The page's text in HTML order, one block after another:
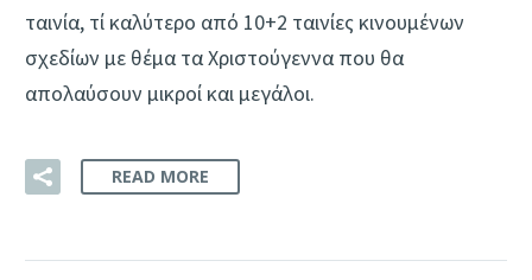
ταινία, τί καλύτερο από 10+2 ταινίες κινουμένων
σχεδίων με θέμα τα Χριστούγεννα που θα
απολαύσουν μικροί και μεγάλοι.
READ MORE